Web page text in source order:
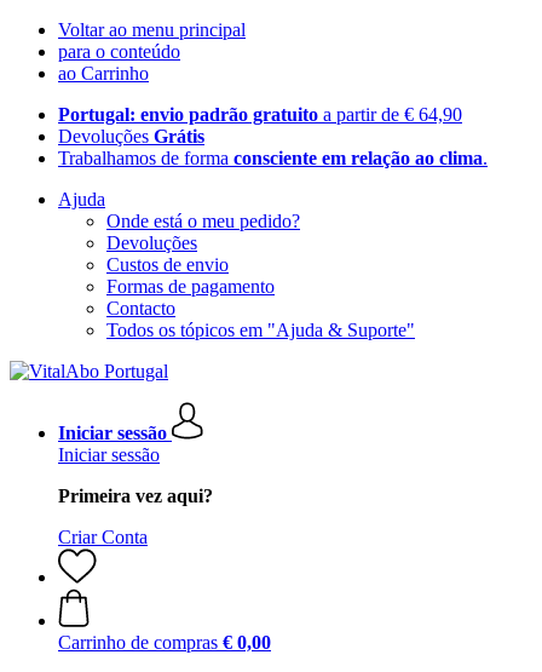
Voltar ao menu principal
para o conteúdo
ao Carrinho
Portugal: envio padrão gratuito a partir de € 64,90
Devoluções Grátis
Trabalhamos de forma consciente em relação ao clima.
Ajuda
Onde está o meu pedido?
Devoluções
Custos de envio
Formas de pagamento
Contacto
Todos os tópicos em "Ajuda & Suporte"
Iniciar sessão
Iniciar sessão
Primeira vez aqui?
Criar Conta
Carrinho de compras € 0,00